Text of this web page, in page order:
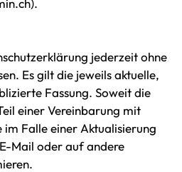
).
jederzeit ohne
Es gilt die jeweils aktuelle,
Fassung. Soweit die
einer Vereinbarung mit
im Falle einer Aktualisierung
Mail oder auf andere